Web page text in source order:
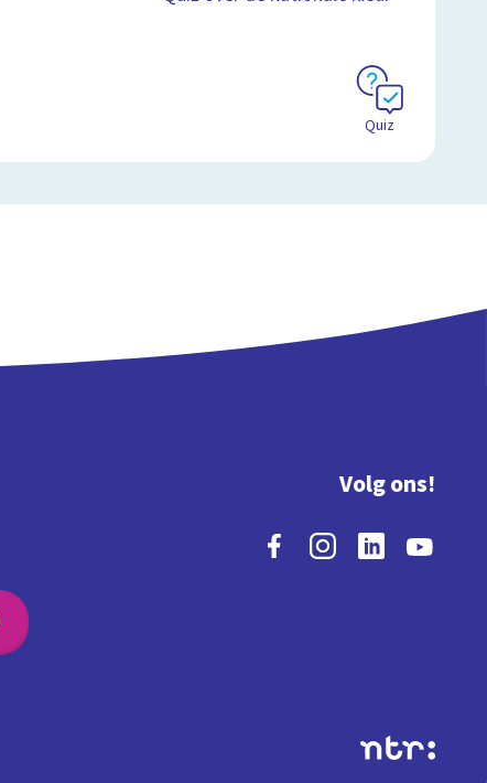
Quiz
Volg ons!